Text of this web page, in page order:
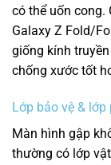
có thể uốn cong.
Galaxy Z Fold/
giống kính
chống xước tốt
Lớp bảo vệ & lớp
Màn hình gập
thường có lớp